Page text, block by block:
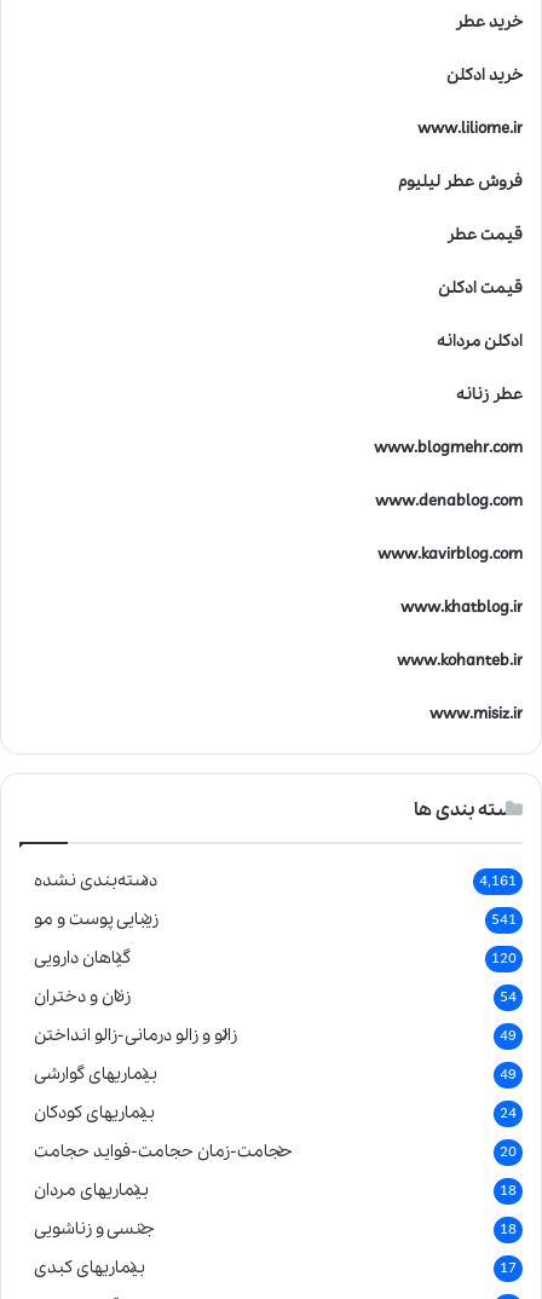
خرید عطر
خرید ادکلن
www.liliome.ir
فروش عطر لیلیوم
قیمت عطر
قیمت ادکلن
ادکلن مردانه
عطر زنانه
www.blogmehr.com
www.denablog.com
www.kavirblog.com
www.khatblog.ir
www.kohanteb.ir
www.misiz.ir
دسته بندی ها
دسته‌بندی نشده 4,161
زیبایی پوست و مو 541
گیاهان دارویی 120
زنان و دختران 54
زالو و زالو درمانی-زالو انداختن 49
بیماریهای گوارشی 49
بیماریهای کودکان 24
حجامت-زمان حجامت-فواید حجامت 20
بیماریهای مردان 18
جنسی و زناشویی 18
بیماریهای کبدی 17